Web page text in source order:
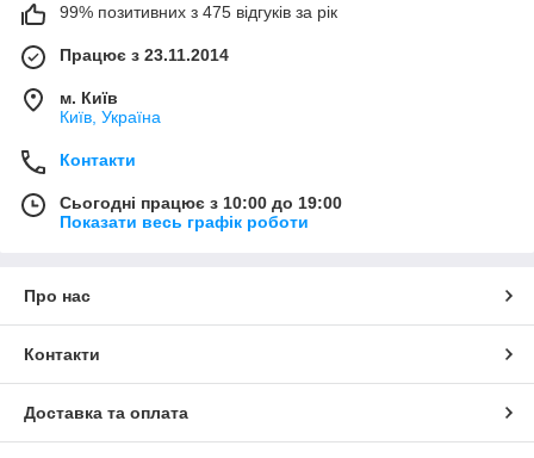
99% позитивних з 475 відгуків за рік
Працює з 23.11.2014
м. Київ
Київ, Україна
Контакти
Сьогодні працює з 10:00 до 19:00
Показати весь графік роботи
Про нас
Контакти
Доставка та оплата